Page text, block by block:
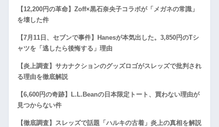
【12,200円の革命】Zoff×黒石奈央子コラボが「メガネの常識」
を壊した件
【7月11日、セブンで事件】Hanesが本気出した。3,850円のTシ
ャツを「逃したら後悔する」理由
【炎上調査】サカナクションのグッズロゴがスレッズで批判され
る理由を徹底解説
【6,600円の奇跡】L.L.Beanの日本限定トート、買わない理由が
見つからない件
【徹底調査】スレッズで話題「ハルキの古着」炎上の真相を解説